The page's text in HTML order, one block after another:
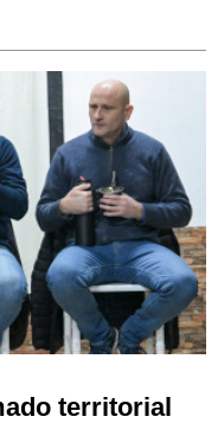
territorial